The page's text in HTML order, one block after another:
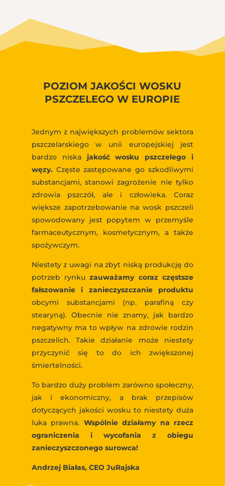
POZIOM JAKOŚCI WOSKU
PSZCZELEGO W EUROPIE
Jednym z największych problemów sektora
pszczelarskiego w unii europejskiej jest
bardzo niskajakość wosku pszczelego i
węzy.Częste zastępowane go szkodliwymi
substancjami, stanowi zagrożenie nie tylko
zdrowia pszczół, ale i człowieka. Coraz
większe zapotrzebowanie na wosk pszczeli
spowodowany jest popytem w przemyśle
farmaceutycznym, kosmetycznym, a także
spożywczym.
Niestety z uwagi na zbyt niską produkcję do
potrzeb rynku zauważamy coraz częstsze
fałszowanie i zanieczyszczanie produktu
obcymi substancjami (np. parafiną czy
stearyną). Obecnie nie znamy, jak bardzo
negatywny ma to wpływ na zdrowie rodzin
pszczelich. Takie działanie może niestety
przyczynić się to do ich zwiększonej
śmiertelności.
To bardzo duży problem zarówno społeczny,
jak i ekonomiczny, a brak przepisów
dotyczących jakości wosku to niestety duża
luka prawna. Wspólnie działamy na rzecz
ograniczenia i wycofania z obiegu
zanieczyszczonego surowca!
Andrzej Białas, CEO JuRajska